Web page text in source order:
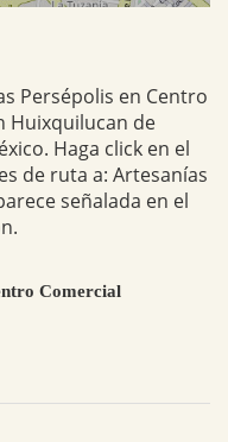
Persépolis en Centro
Huixquilucan de
Haga click en el
de ruta a: Artesanías
señalada en el
Comercial